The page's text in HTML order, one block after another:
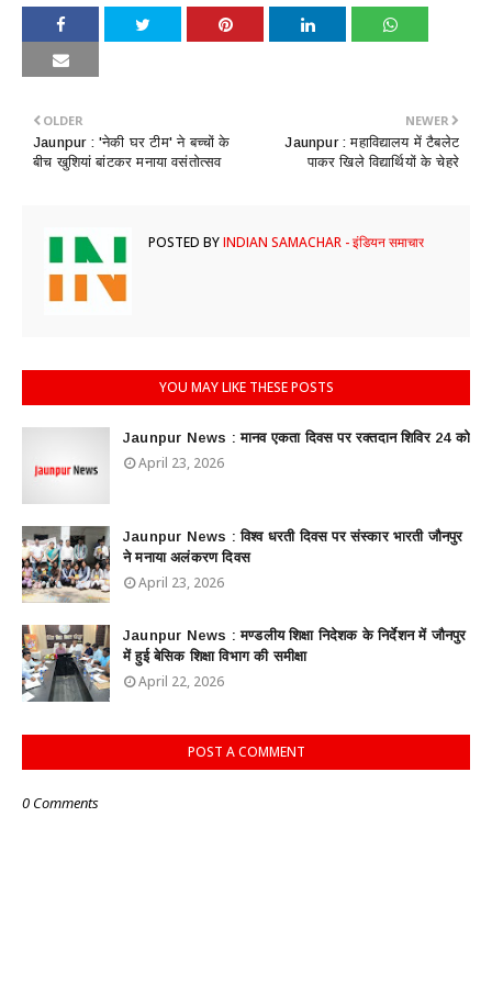
NEWER
Jaunpur : ​महाविद्यालय में टैबलेट
पाकर खिले विद्यार्थियों के चेहरे
OLDER
Jaunpur : ​'नेकी घर टीम' ने बच्चों के
बीच खुशियां बांटकर मनाया वसंतोत्सव
POSTED BYINDIAN SAMACHAR - इंडियन समाचार
YOU MAY LIKE THESE POSTS
Jaunpur News : ​मानव एकता दिवस पर रक्तदान शिविर 24 को
April 23, 2026
Jaunpur News : विश्व धरती दिवस पर संस्कार भारती जौनपुर
ने मनाया अलंकरण दिवस
April 23, 2026
Jaunpur News : ​मण्डलीय शिक्षा निदेशक के निर्देशन में जौनपुर
में हुई बेसिक शिक्षा विभाग की समीक्षा
April 22, 2026
POST A COMMENT
0 Comments